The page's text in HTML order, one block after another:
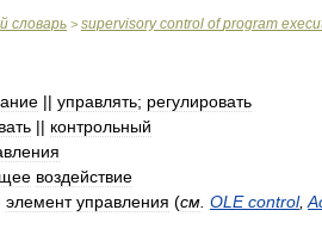
словарь > supervisory control of program
|| управлять; регулировать
|| контрольный
воздействие
элемент управления (см OLE control,